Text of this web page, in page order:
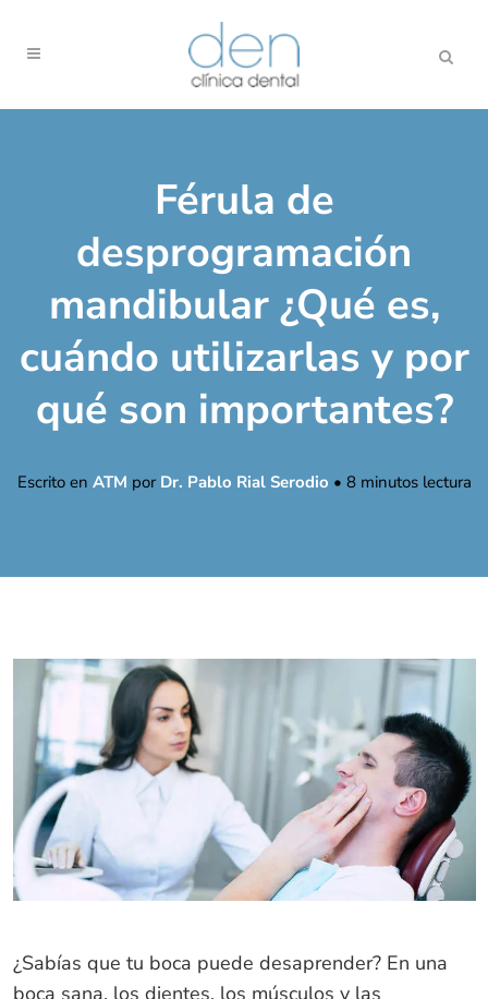
Férula de
desprogramación
mandibular ¿Qué es,
cuándo utilizarlas y por
qué son importantes?
Escrito en ATM por Dr. Pablo Rial Serodio • 8minutos lectura
¿Sabías que tu boca puede desaprender? En una